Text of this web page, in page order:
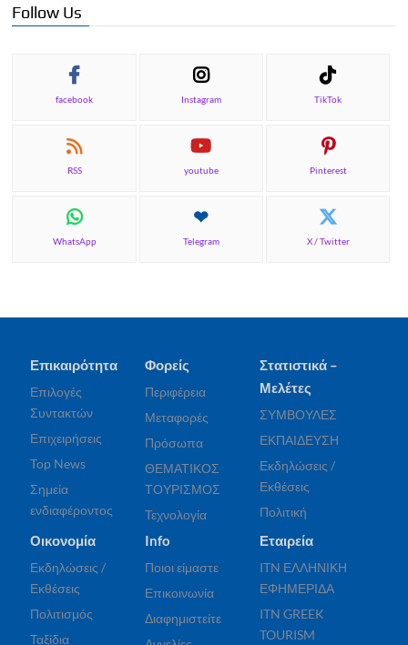
Follow Us
facebook Instagram TikTok
RSS youtube Pinterest
WhatsApp Telegram X / Twitter
Επικαιρότητα
Επιλογές
Συντακτών
Επιχειρήσεις
Top News
Σημεία
ενδιαφέροντος
Φορείς
Περιφέρεια
Μεταφορές
Πρόσωπα
ΘΕΜΑΤΙΚΟΣ
ΤΟΥΡΙΣΜΟΣ
Τεχνολογία
Στατιστικά –
Μελέτες
ΣΥΜΒΟΥΛΕΣ
ΕΚΠΑΙΔΕΥΣΗ
Εκδηλώσεις /
Εκθέσεις
Πολιτική
Οικονομία
Εκδηλώσεις /
Εκθέσεις
Πολιτισμός
Ταξίδια
Info
Ποιοι είμαστε
Επικοινωνία
Διαφημιστείτε
Εταιρεία
ITN ΕΛΛΗΝΙΚΗ
ΕΦΗΜΕΡΙΔΑ
ITN GREEK
TOURISM